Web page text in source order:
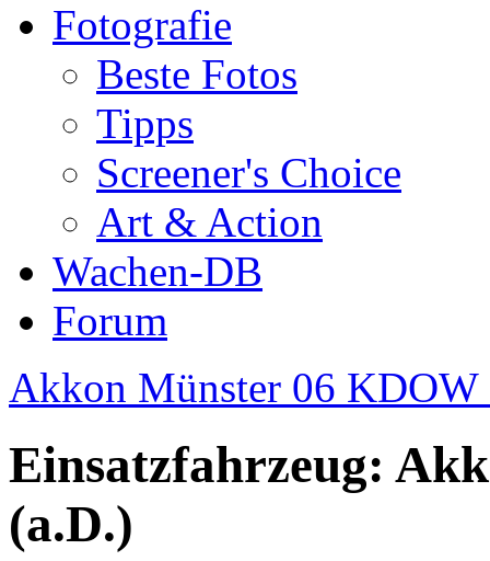
Fotografie
Beste Fotos
Tipps
Screener's Choice
Art & Action
Wachen-DB
Forum
Akkon Münster 06 KDOW
Einsatzfahrzeug:
(a.D.)